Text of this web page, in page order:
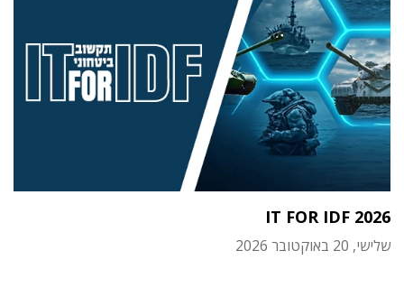
IT FOR IDF 2026
שלישי, 20 באוקטובר 2026